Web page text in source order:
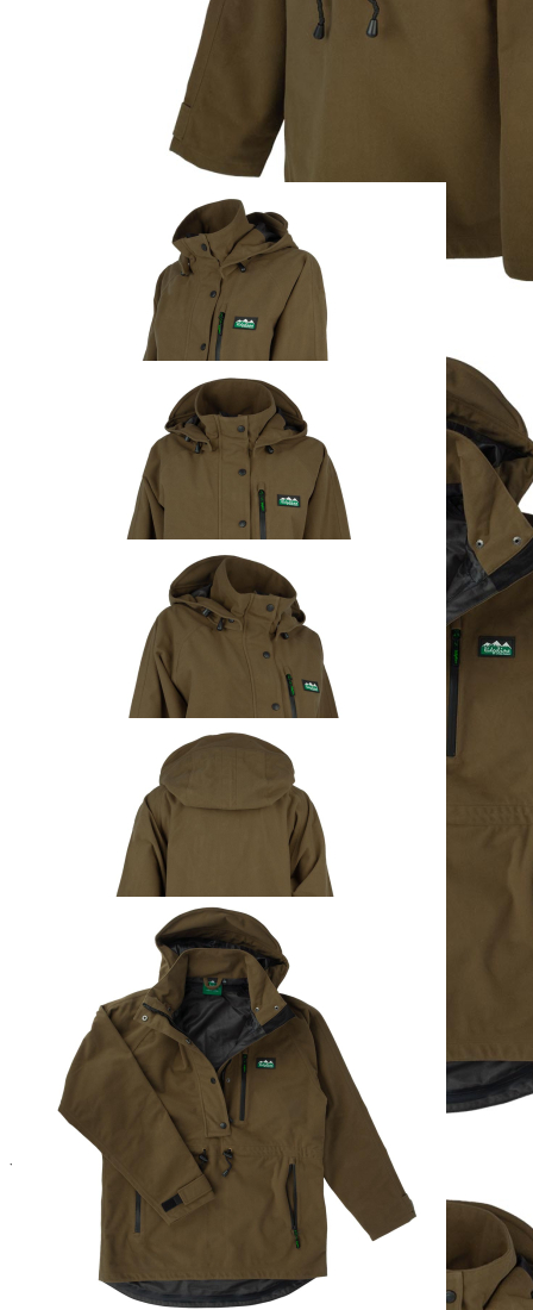
Zum Anfang der Bildergalerie springen
Ridgeline Damen
Monsoon I Classic
Smock Teak
169,95 €
inkl. MwSt. zzgl. Versand
Zum Warenkorb hinzufügen
Zur Wunschliste hinzufügen
Der Monsoon Smock wurde für lange, harte Tage bei unerbittlich
nassem Wetter entwickelt und ist unsere Wahl für Arbeiten im Freien
- das ganze Jahr über. Er ist absolut wasserdicht, hoch atmungsaktiv
und absolut geräuschlos und bietet Schutz, Haltbarkeit und Komfort.
Die 3-Lagen-Konstruktion besteht aus gebürstetem Polyester, das
strapazierfähig, bequem und geräuschlos ist - eine gute Wahl für
Situationen, in denen Sie unbemerkt bleiben müssen. Unser
Monsoon II Classic Smock bietet den charakteristischen
neuseeländischen Schnitt und ist ein Überkopf-Design mit unserem
charakteristischen Rückenausschnitt.
Der robuste Frontreißverschluss reicht bis zur Taille, so dass sich der
Kittel leicht an- und ausziehen lässt. Eine tiefe Sturmklappe mit
Druckknopfverschluss hält Wind und Regen dort ab, wo es